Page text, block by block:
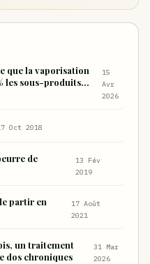
que la vaporisation
les sous-produits
15
Avr
2026
Oct 2018
de
13 Fév
2019
partir en
17 Août
2021
un traitement
dos chroniques
31 Mar
2026